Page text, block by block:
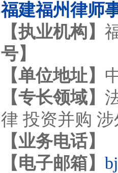
福建福州律师
【执业机构】
号】
【单位地址】
【专长领域】
律 投资并购
【业务电话】
【电子邮箱】